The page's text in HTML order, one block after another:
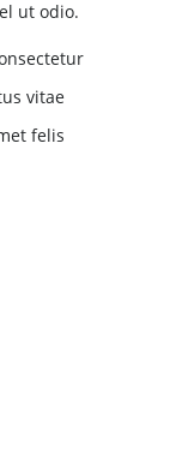
ut odio.
vitae
felis